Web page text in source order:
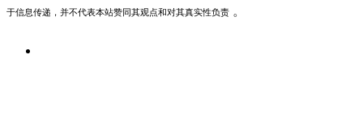
于信息传递，并不代表本站赞同其观点和对其真实性负责 。